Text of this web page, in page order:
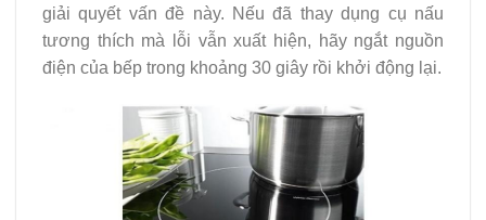
giải quyết vấn đề này. Nếu đã thay dụng cụ nấu
tương thích mà lỗi vẫn xuất hiện, hãy ngắt nguồn
điện của bếp trong khoảng 30 giây rồi khởi động lại.